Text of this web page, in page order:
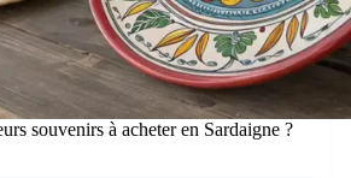
souvenirs à acheter en Sardaigne ?